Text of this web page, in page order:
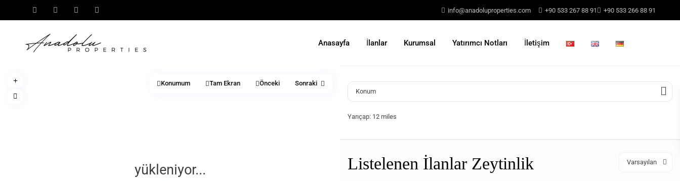
info@anadoluproperties.com +90 533 267 88 91 +90 533 266 88 91
Anasayfa İlanlar Kurumsal Yatırımcı Notları İletişim
yükleniyor...
Konumum Tam Ekran Önceki Sonraki
Yarıçap: 12 miles
Varsayılan
Listelenen İlanlar Zeytinlik